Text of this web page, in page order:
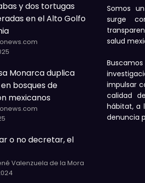
y dos tortugas
en el Alto Golfo
Monarca duplica
bosques de
mexicanos
o no decretar, el
Valenzuela de la Mora
Somos
surge
salud
impulsar
calidad
hábitat, a
denuncia